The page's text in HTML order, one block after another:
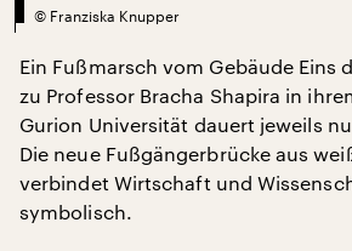
© Franziska Knupper
Ein Fußmarsch vom Gebäude Eins
zu Professor Bracha Shapira in
Gurion Universität dauert jeweils
Die neue Fußgängerbrücke aus
verbindet Wirtschaft und
symbolisch.